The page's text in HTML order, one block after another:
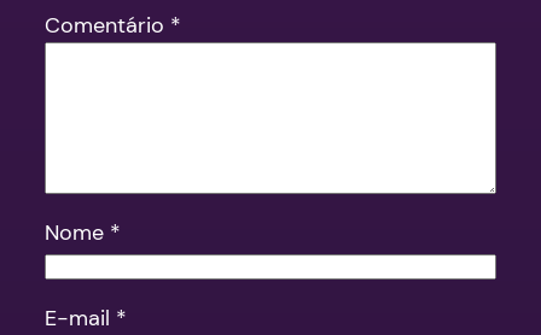
Comentário *
Nome *
E-mail *